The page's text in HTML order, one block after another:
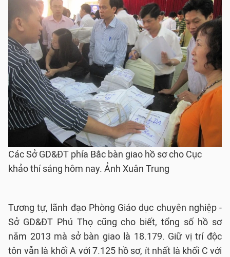
Các Sở GD&ĐT phía Bắc bàn giao hồ sơ cho Cục
khảo thí sáng hôm nay. Ảnh Xuân Trung
Tương tự, lãnh đạo Phòng Giáo dục chuyên nghiệp -
Sở GD&ĐT Phú Thọ cũng cho biết, tổng số hồ sơ
năm 2013 mà sở bàn giao là 18.179. Giữ vị trí độc
tôn vẫn là khối A với 7.125 hồ sơ, ít nhất là khối C với